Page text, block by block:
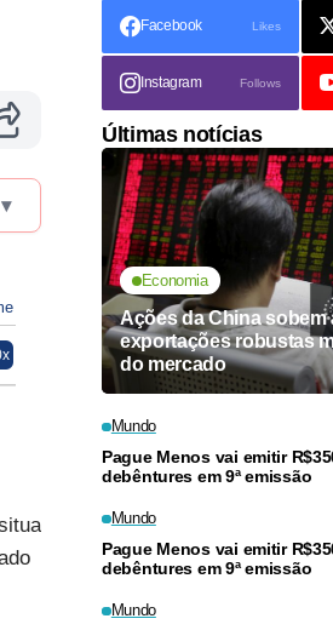
▾
Facebook Likes
Instagram Follows
Últimas notícias
Economia
Ações da China sobem
exportações robustas
do mercado
Mundo
Pague Menos vai emitir
debêntures em 9ª emissão
Mundo
Pague Menos vai emitir
debêntures em 9ª emissão
Mundo